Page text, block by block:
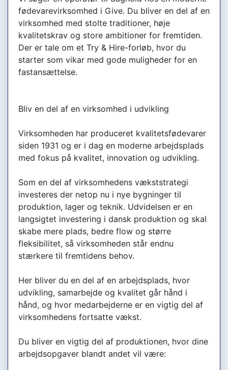
fødevarevirksomhed i Give. Du bliver en del af en
virksomhed med stolte traditioner, høje
kvalitetskrav og store ambitioner for fremtiden.
Der er tale om et Try & Hire-forløb, hvor du
starter som vikar med gode muligheder for en
fastansættelse.
Bliv en del af en virksomhed i udvikling
Virksomheden har produceret kvalitetsfødevarer
siden 1931 og er i dag en moderne arbejdsplads
med fokus på kvalitet, innovation og udvikling.
Som en del af virksomhedens vækststrategi
investeres der netop nu i nye bygninger til
produktion, lager og teknik. Udvidelsen er en
langsigtet investering i dansk produktion og skal
skabe mere plads, bedre flow og større
fleksibilitet, så virksomheden står endnu
stærkere til fremtidens behov.
Her bliver du en del af en arbejdsplads, hvor
udvikling, samarbejde og kvalitet går hånd i
hånd, og hvor medarbejderne er en vigtig del af
virksomhedens fortsatte vækst.
Du bliver en vigtig del af produktionen, hvor dine
arbejdsopgaver blandt andet vil være: